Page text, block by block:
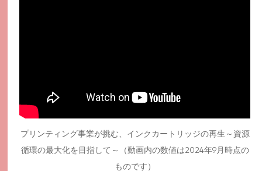
プリンティング事業が挑む、インクカートリッジの再生～資源
循環の最大化を目指して～（動画内の数値は2024年9月時点の
ものです）